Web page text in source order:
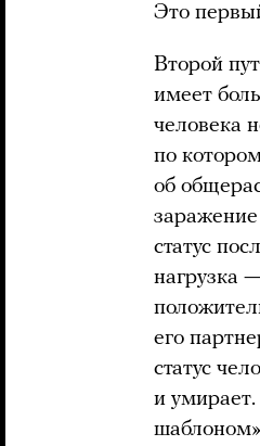
Это
Второй
имеет
человека
по
об
статус
нагрузка
его
статус
и